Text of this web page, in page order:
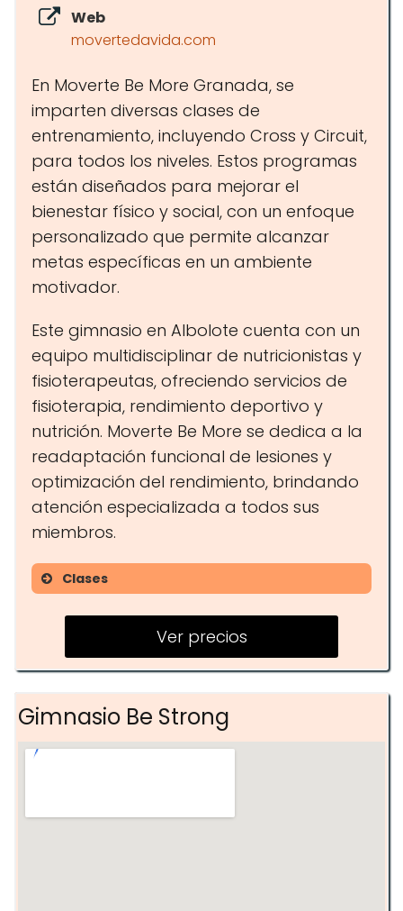
Web
movertedavida.com
En Moverte Be More Granada, se
imparten diversas clases de
entrenamiento, incluyendo Cross y Circuit,
para todos los niveles. Estos programas
están diseñados para mejorar el
bienestar físico y social, con un enfoque
personalizado que permite alcanzar
metas específicas en un ambiente
motivador.
Este gimnasio en Albolote cuenta con un
equipo multidisciplinar de nutricionistas y
fisioterapeutas, ofreciendo servicios de
fisioterapia, rendimiento deportivo y
nutrición. Moverte Be More se dedica a la
readaptación funcional de lesiones y
optimización del rendimiento, brindando
atención especializada a todos sus
miembros.
Clases
Clases de Cross
Circuitos de entrenamiento
Entrenamiento personal
Ver precios
Gimnasio Be Strong